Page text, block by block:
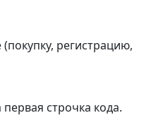
регистрацию,
строчка кода.